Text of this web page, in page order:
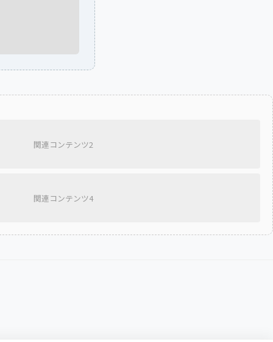
関連コンテンツ2
関連コンテンツ4